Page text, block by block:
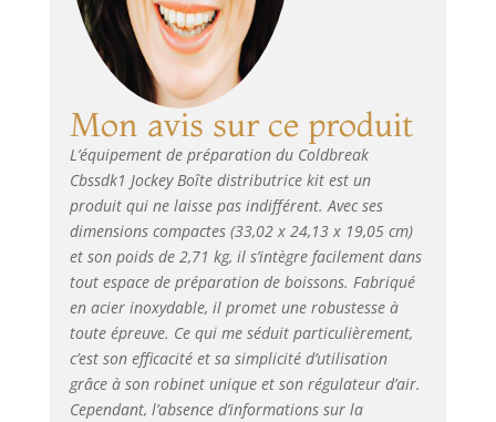
Mon avis sur ce produit
L’équipement de préparation du Coldbreak
Cbssdk1 Jockey Boîte distributrice kit est un
produit qui ne laisse pas indifférent. Avec ses
dimensions compactes (33,02 x 24,13 x 19,05 cm)
et son poids de 2,71 kg, il s’intègre facilement dans
tout espace de préparation de boissons. Fabriqué
en acier inoxydable, il promet une robustesse à
toute épreuve. Ce qui me séduit particulièrement,
c’est son efficacité et sa simplicité d’utilisation
grâce à son robinet unique et son régulateur d’air.
Cependant, l’absence d’informations sur la